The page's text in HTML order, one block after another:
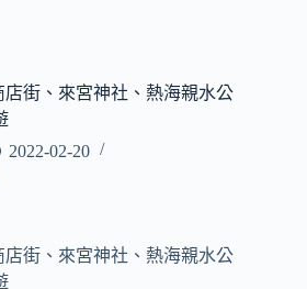
街、來宮神社、熱海親水公
2022-02-20
街、來宮神社、熱海親水公